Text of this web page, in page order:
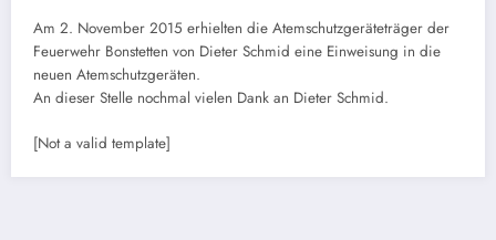
Am 2. November 2015 erhielten die Atemschutzgeräteträger der
Feuerwehr Bonstetten von Dieter Schmid eine Einweisung in die
neuen Atemschutzgeräten.
An dieser Stelle nochmal vielen Dank an Dieter Schmid.
[Not a valid template]